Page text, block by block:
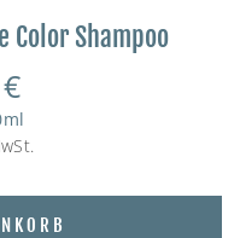
Color Shampoo
€
ml